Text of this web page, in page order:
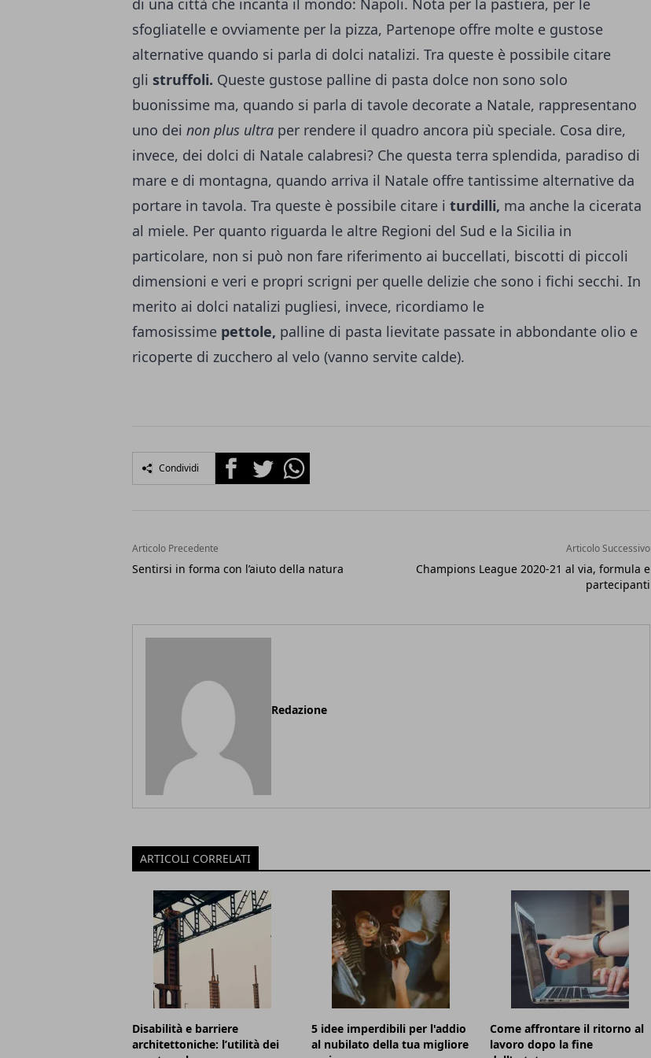
di una città che incanta il mondo: Napoli. Nota per la pastiera, per le
sfogliatelle e ovviamente per la pizza, Partenope offre molte e gustose
alternative quando si parla di dolci natalizi. Tra queste è possibile citare
gli struffoli. Queste gustose palline di pasta dolce non sono solo
buonissime ma, quando si parla di tavole decorate a Natale, rappresentano
uno dei non plus ultra per rendere il quadro ancora più speciale. Cosa dire,
invece, dei dolci di Natale calabresi? Che questa terra splendida, paradiso di
mare e di montagna, quando arriva il Natale offre tantissime alternative da
portare in tavola. Tra queste è possibile citare i turdilli, ma anche la cicerata
al miele. Per quanto riguarda le altre Regioni del Sud e la Sicilia in
particolare, non si può non fare riferimento ai buccellati, biscotti di piccoli
dimensioni e veri e propri scrigni per quelle delizie che sono i fichi secchi. In
merito ai dolci natalizi pugliesi, invece, ricordiamo le
famosissime pettole, palline di pasta lievitate passate in abbondante olio e
ricoperte di zucchero al velo (vanno servite calde).
Condividi FacebookTwitterWhatsapp
Articolo Precedente
Sentirsi in forma con l’aiuto della natura
Articolo Successivo
Champions League 2020-21 al via, formula e
partecipanti
Redazione
ARTICOLI CORRELATI
Disabilità e barriere
architettoniche: l’utilità dei
5 idee imperdibili per l'addio
al nubilato della tua migliore
Come affrontare il ritorno al
lavoro dopo la fine